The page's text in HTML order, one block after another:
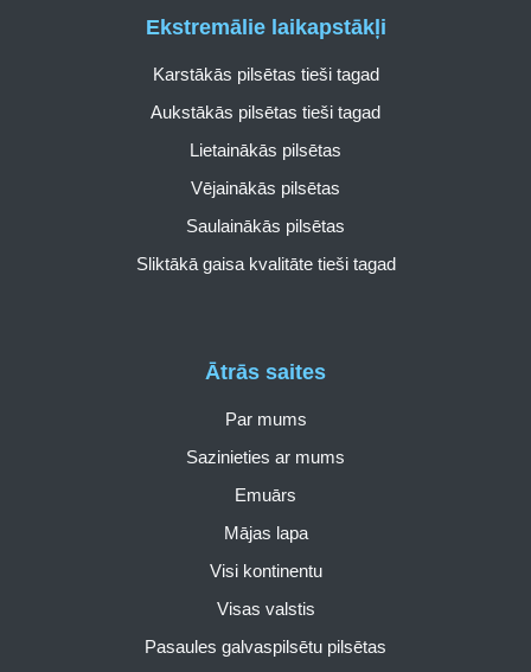
Ātrās saites
Par mums
Sazinieties ar mums
Emuārs
Mājas lapa
Visi kontinentu
Visas valstis
Pasaules galvaspilsētu pilsētas
Ekstremālie laikapstākļi
Karstākās pilsētas tieši tagad
Aukstākās pilsētas tieši tagad
Lietainākās pilsētas
Vējainākās pilsētas
Saulainākās pilsētas
Sliktākā gaisa kvalitāte tieši tagad